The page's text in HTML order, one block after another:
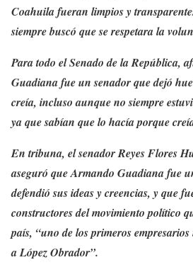
Coahuila fueran limpios y
siempre buscó que se respetara la
Para todo el Senado de la República,
Guadiana fue un senador que dejó
creía, incluso aunque no siempre
ya que sabían que lo hacía porque
En tribuna, el senador Reyes Flores
aseguró que Armando Guadiana fue
defendió sus ideas y creencias, y que
constructores del movimiento político
país, “uno de los primeros
a López Obrador”.